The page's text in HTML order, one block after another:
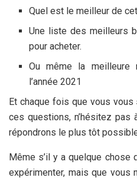
Quel est le meilleurde
Une liste des meilleurs
pour acheter.
Ou même la meilleure
l’année 2021
Et chaque fois que vous vous
ces questions, n’hésitez pas
répondrons le plus tôt
Même s’il y a quelque chose
expérimenter, mais que vous